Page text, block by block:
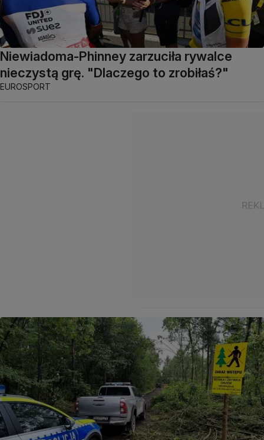
Niewiadoma-Phinney zarzuciła rywalce
nieczystą grę. "Dlaczego to zrobiłaś?"
EUROSPORT